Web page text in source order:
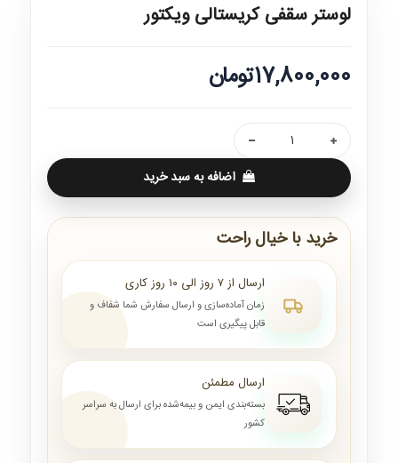
لوستر سقفی کریستالی ویکتور
17,800,000تومان
اضافه به سبد خرید
خرید با خیال راحت
ارسال از ۷ روز الی ۱۰ روز کاری
زمان آماده‌سازی و ارسال سفارش شما شفاف و
قابل پیگیری است
ارسال مطمئن
بسته‌بندی ایمن و بیمه‌شده برای ارسال به سراسر
کشور